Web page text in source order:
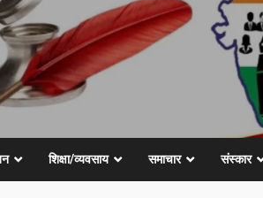
शिक्षा/व्यवसाय समाचार संस्कार